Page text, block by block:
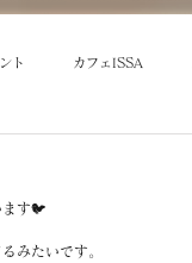
ト カフェISSA
ます🐦
みたいです。